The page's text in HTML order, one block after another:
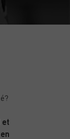
et